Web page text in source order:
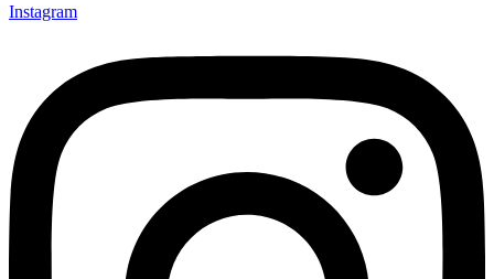
Instagram